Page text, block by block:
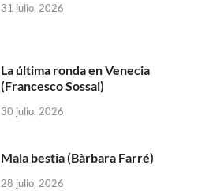
31 julio, 2026
La última ronda en Venecia
(Francesco Sossai)
30 julio, 2026
Mala bestia (Bàrbara Farré)
28 julio, 2026